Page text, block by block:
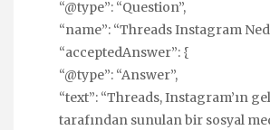
“@type”: “Question”,
“name”: “Threads Instagram
“acceptedAnswer”: {
“@type”: “Answer”,
“text”: “Threads, Instagram’ın
tarafından sunulan bir sosyal